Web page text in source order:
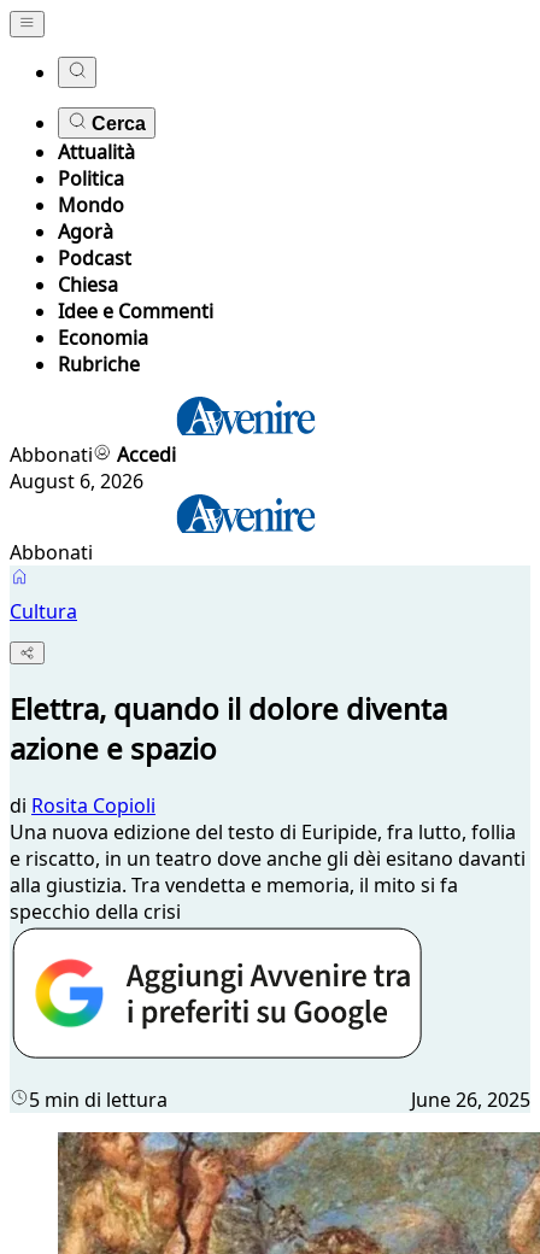
Cerca
Attualità
Politica
Mondo
Agorà
Podcast
Chiesa
Idee e Commenti
Economia
Rubriche
Abbonati
Accedi
August 6, 2026
Abbonati
Cultura
Elettra, quando il dolore diventa
azione e spazio
di Rosita Copioli
Una nuova edizione del testo di Euripide, fra lutto, follia
e riscatto, in un teatro dove anche gli dèi esitano davanti
alla giustizia. Tra vendetta e memoria, il mito si fa
specchio della crisi
5 min di lettura June 26, 2025